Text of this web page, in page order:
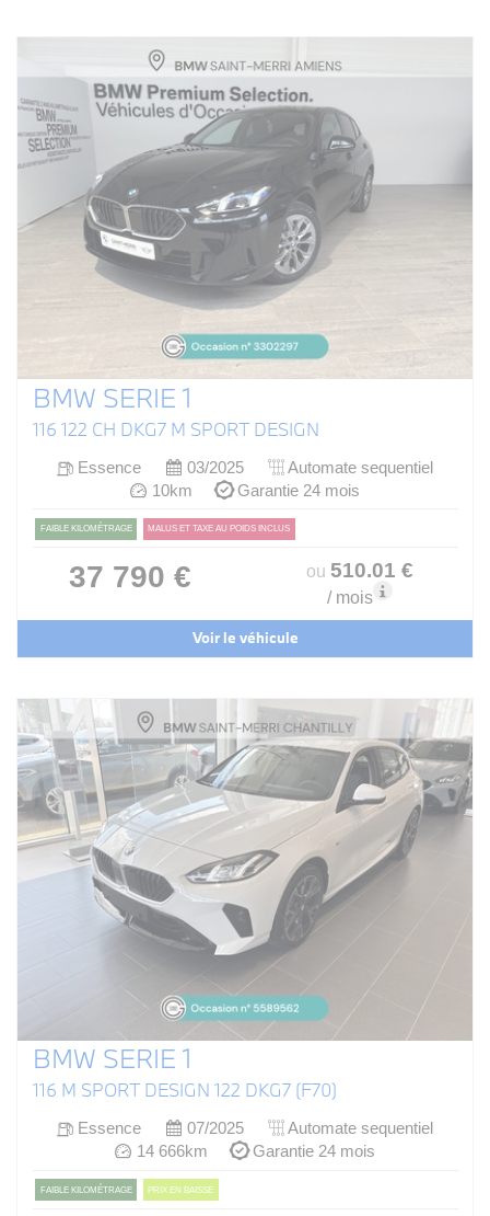
BMW SERIE 1
116 122 CH DKG7 M SPORT DESIGN
Essence 03/2025
Automate sequentiel
10km
Garantie 24 mois
FAIBLE KILOMÉTRAGE MALUS ET TAXE AU POIDS INCLUS
37 790 € ou 510.01 €
/ mois
Voir le véhicule
BMW SERIE 1
116 M SPORT DESIGN 122 DKG7 (F70)
Essence 07/2025
Automate sequentiel
14 666km
Garantie 24 mois
FAIBLE KILOMÉTRAGE PRIX EN BAISSE